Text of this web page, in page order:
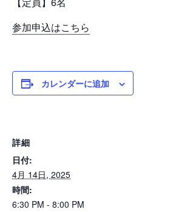
参加申込はこちら
カレンダーに追加
詳細
日付:
4月 14日, 2025
時間:
6:30 PM - 8:00 PM